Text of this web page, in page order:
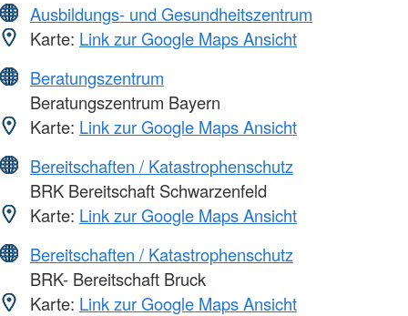
Ausbildungs- und Gesundheitszentrum
Karte: Link zur Google Maps Ansicht
Beratungszentrum
Beratungszentrum Bayern
Karte: Link zur Google Maps Ansicht
Bereitschaften / Katastrophenschutz
BRK Bereitschaft Schwarzenfeld
Karte: Link zur Google Maps Ansicht
Bereitschaften / Katastrophenschutz
BRK- Bereitschaft Bruck
Karte: Link zur Google Maps Ansicht